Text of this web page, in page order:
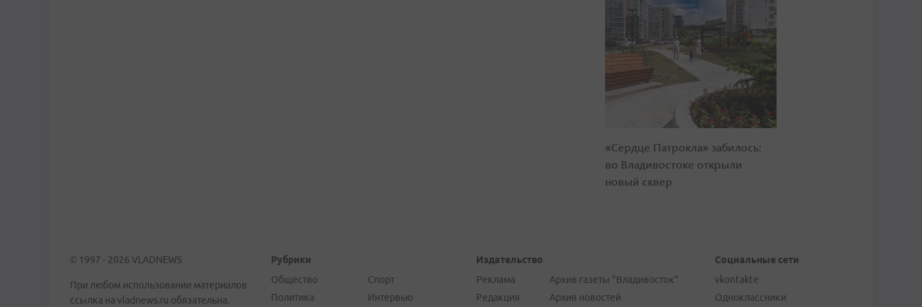
«Сердце Патрокла» забилось:
во Владивостоке открыли
новый сквер
© 1997 - 2026 VLADNEWS
При любом использовании материалов
ссылка на vladnews.ru обязательна.
Рубрики
Общество
Политика
Спорт
Интервью
Издательство
Реклама
Редакция
Архив газеты "Владивосток"
Архив новостей
Социальные сети
vkontakte
Одноклассники